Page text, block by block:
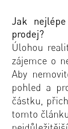
Jak
prodej?
Úlohou
zájemce o
Aby
pohled a
částku,
tomto